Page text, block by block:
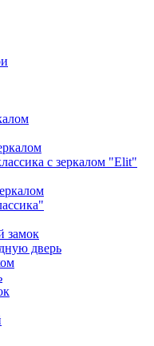
с зеркалом "Elit"
замок
дверь